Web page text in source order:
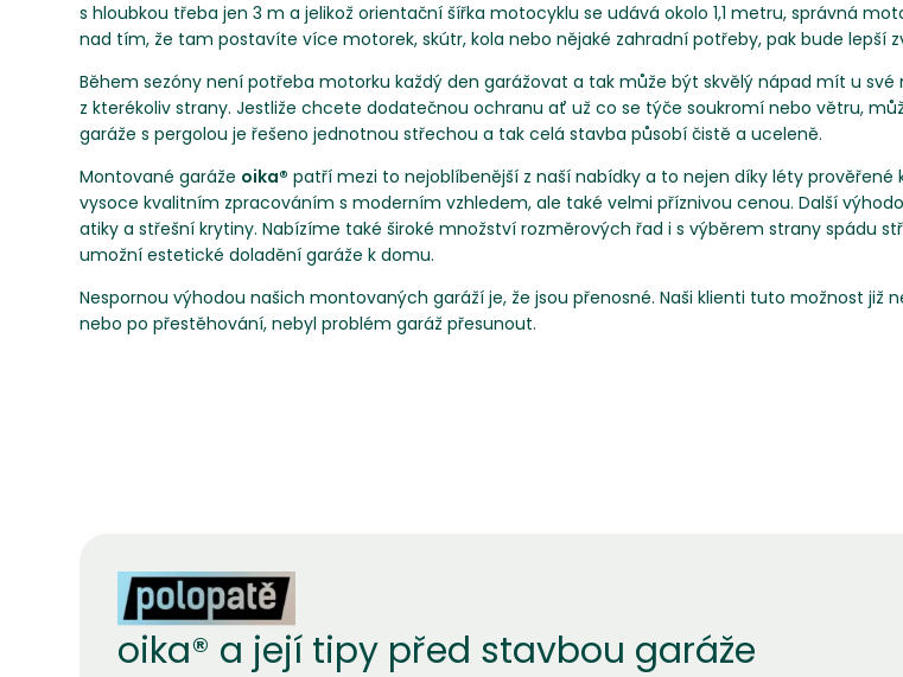
s hloubkou třeba jen 3 m a jelikož orientační šířka motocyklu se udává okolo 1,1 metru, správná
nad tím, že tam postavíte více motorek, skútr, kola nebo nějaké zahradní potřeby, pak bude lepší
Během sezóny není potřeba motorku každý den garážovat a tak může být skvělý nápad mít u
z kterékoliv strany. Jestliže chcete dodatečnou ochranu ať už co se týče soukromí nebo větru,
garáže s pergolou je řešeno jednotnou střechou a tak celá stavba působí čistě a uceleně.
Montované garáže oika® patří mezi to nejoblíbenější z naší nabídky a to nejen díky léty
vysoce kvalitním zpracováním s moderním vzhledem, ale také velmi příznivou cenou. Další
atiky a střešní krytiny. Nabízíme také široké množství rozměrových řad i s výběrem strany spádu
umožní estetické doladění garáže k domu.
Nespornou výhodou našich montovaných garáží je, že jsou přenosné. Naši klienti tuto možnost
nebo po přestěhování, nebyl problém garáž přesunout.
oika® a její tipy před stavbou garáže